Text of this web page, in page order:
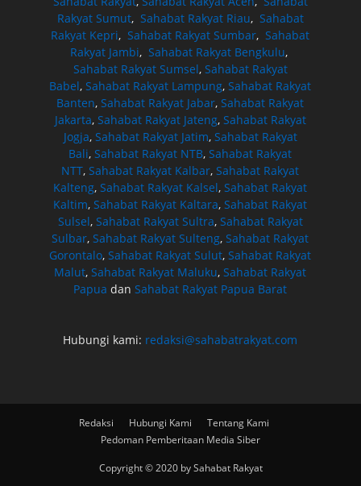
Rakyat Sumut, Sahabat Rakyat Riau, Sahabat
Rakyat Kepri,Sahabat Rakyat Sumbar,Sahabat
Rakyat Jambi, Sahabat Rakyat Bengkulu,
Sahabat Rakyat Sumsel, Sahabat Rakyat
Babel,Sahabat Rakyat Lampung,Sahabat Rakyat
Banten,Sahabat Rakyat Jabar,Sahabat Rakyat
Jakarta, Sahabat Rakyat Jateng, Sahabat Rakyat
Jogja, Sahabat Rakyat Jatim, Sahabat Rakyat
Bali,Sahabat Rakyat NTB,Sahabat Rakyat
NTT,Sahabat Rakyat Kalbar,Sahabat Rakyat
Kalteng,Sahabat Rakyat Kalsel,Sahabat Rakyat
Kaltim,Sahabat Rakyat Kaltara,Sahabat Rakyat
Sulsel, Sahabat Rakyat Sultra, Sahabat Rakyat
Sulbar,Sahabat Rakyat Sulteng,Sahabat Rakyat
Gorontalo,Sahabat Rakyat Sulut,Sahabat Rakyat
Malut,Sahabat Rakyat Maluku,Sahabat Rakyat
Papua danSahabat Rakyat Papua Barat
Hubungi kami: redaksi@sahabatrakyat.com
Redaksi Hubungi Kami
Tentang Kami
Pedoman Pemberitaan Media Siber
Copyright © 2020 by Sahabat Rakyat